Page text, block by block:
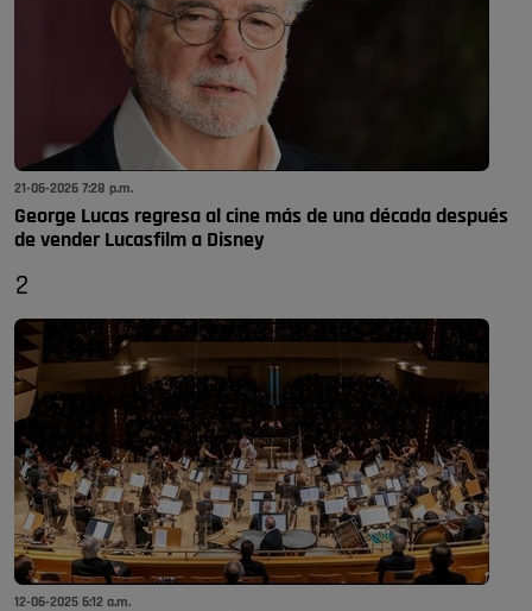
21-06-2026 7:28 p.m.
George Lucas regresa al cine más de una década después
de vender Lucasfilm a Disney
2
12-06-2025 6:12 a.m.